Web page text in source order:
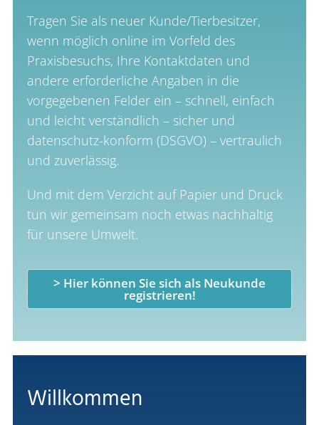
Tragen Sie als neuer Kunde/Tierbesitzer,
wenn möglich online im Vorfeld des
Praxisbesuchs, Ihre Kontaktdaten und
andere erforderliche Angaben in die
vorgegebenen Felder ein – schnell, einfach
und leicht verständlich – sicher und
datenschutz-konform (DSGVO) – vertraulich
und zuverlässig.
Und mit dem Verzicht auf Papier und Druck
tun wir gemeinsam noch etwas nachhaltig
für unsere Umwelt.
> Hier können Sie sich als Neukunde
registrieren!
Willkommen